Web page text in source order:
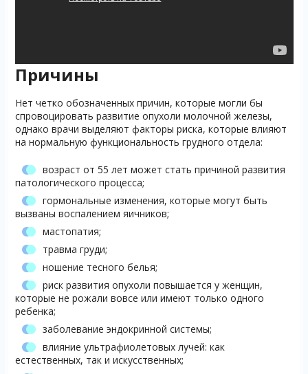
Причины
Нет четко обозначенных причин, которые могли бы
спровоцировать развитие опухоли молочной железы,
однако врачи выделяют факторы риска, которые влияют
на нормальную функциональность грудного отдела:
возраст от 55 лет может стать причиной развития
патологического процесса;
гормональные изменения, которые могут быть
вызваны воспалением яичников;
мастопатия;
травма груди;
ношение тесного белья;
риск развития опухоли повышается у женщин,
которые не рожали вовсе или имеют только одного
ребенка;
заболевание эндокринной системы;
влияние ультрафиолетовых лучей: как
естественных, так и искусственных;